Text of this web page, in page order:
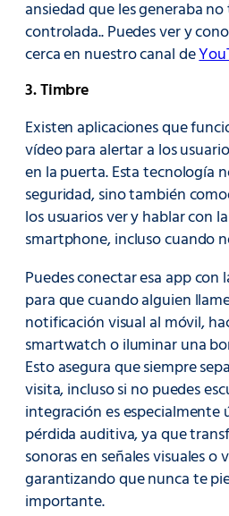
ansiedad que les generaba
controlada.. Puedes ver y
cerca en nuestro canal de
3. Timbre
Existen aplicaciones que
vídeo para alertar a los
en la puerta. Esta tecnología
seguridad, sino también
los usuarios ver y hablar con
smartphone, incluso cuando
Puedes conectar esa app con
para que cuando alguien
notificación visual al móvil,
smartwatch o iluminar una
Esto asegura que siempre
visita, incluso si no puedes
integración es especialmente
pérdida auditiva, ya que
sonoras en señales visuales o
garantizando que nunca te
importante.